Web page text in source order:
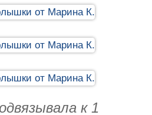
к 1